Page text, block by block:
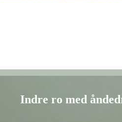
Indre ro med